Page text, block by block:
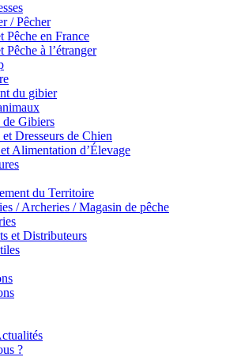
/ Pêcher
Pêche en France
Pêche à l’étranger
du gibier
de Gibiers
Dresseurs de Chien
Alimentation d’Élevage
du Territoire
/ Archeries / Magasin de pêche
et Distributeurs
?